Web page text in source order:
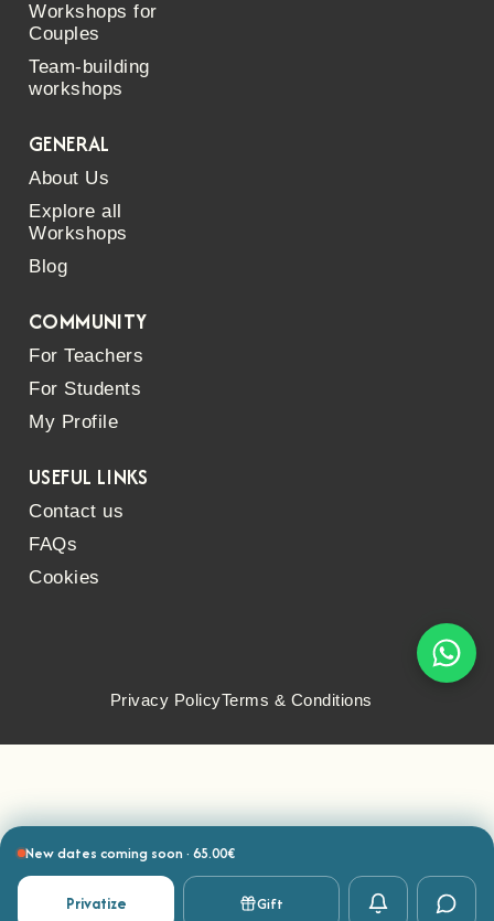
Workshops for
Couples
Team-building
workshops
GENERAL
About Us
Explore all
Workshops
Blog
COMMUNITY
For Teachers
For Students
My Profile
USEFUL LINKS
Contact us
FAQs
Cookies
Privacy PolicyTerms & Conditions
New dates coming soon · 65.00€
Privatize Gift